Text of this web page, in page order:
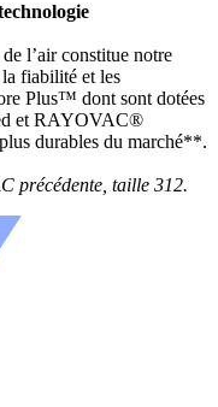
l’air constitue notre
fiabilité et les
Plus™ dont sont dotées
et RAYOVAC®
durables du marché**.
précédente, taille 312.